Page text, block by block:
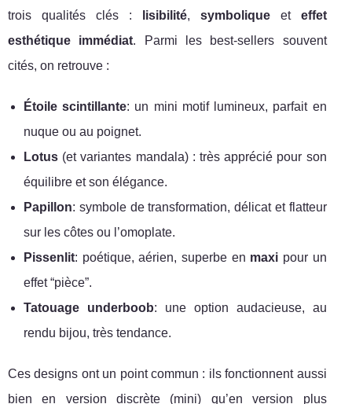
trois qualités clés :
lisibilité, symboliqueet effet
esthétique immédiat. Parmi les best-sellers souvent
cités, on retrouve :
Étoile scintillante: un mini motif lumineux, parfait en
nuque ou au poignet.
Lotus (et variantes mandala) : très apprécié pour son
équilibre et son élégance.
Papillon: symbole de transformation, délicat et flatteur
sur les côtes ou l’omoplate.
Pissenlit: poétique, aérien, superbe en maxi pour un
effet “pièce”.
Tatouage underboob: une option audacieuse, au
rendu bijou, très tendance.
Ces designs ont un point commun : ils fonctionnent aussi
bien en version discrète (mini) qu’en version plus